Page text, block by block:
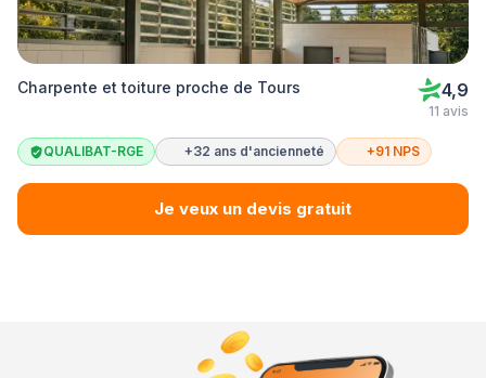
Charpente et toiture proche de Tours 4,9
11 avis
QUALIBAT-RGE +32 ans d'ancienneté +91 NPS
Je veux un devis gratuit